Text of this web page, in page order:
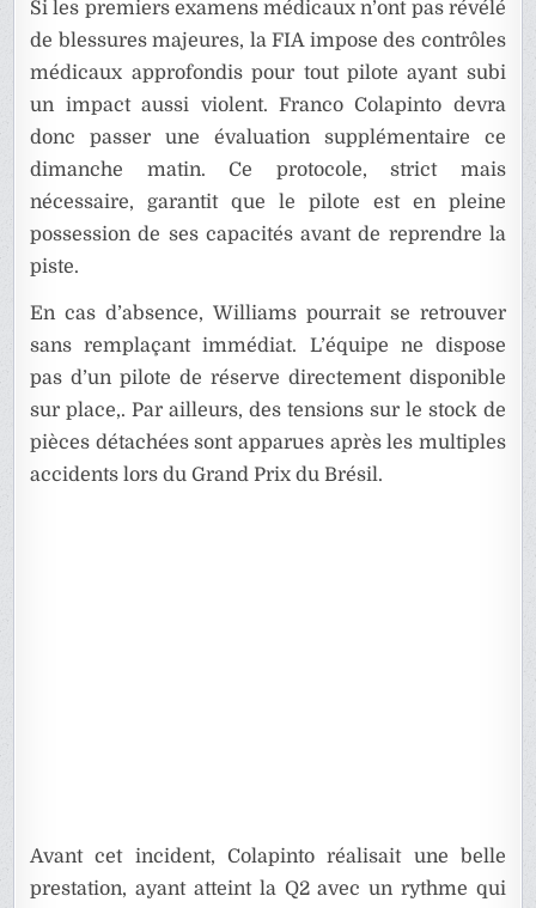
Si les premiers examens médicaux n’ont pas révélé
de blessures majeures, la FIA impose des contrôles
médicaux approfondis pour tout pilote ayant subi
un impact aussi violent. Franco Colapinto devra
donc passer une évaluation supplémentaire ce
dimanche matin. Ce protocole, strict mais
nécessaire, garantit que le pilote est en pleine
possession de ses capacités avant de reprendre la
piste.
En cas d’absence, Williams pourrait se retrouver
sans remplaçant immédiat. L’équipe ne dispose
pas d’un pilote de réserve directement disponible
sur place,. Par ailleurs, des tensions sur le stock de
pièces détachées sont apparues après les multiples
accidents lors du Grand Prix du Brésil.
Avant cet incident, Colapinto réalisait une belle
prestation, ayant atteint la Q2 avec un rythme qui